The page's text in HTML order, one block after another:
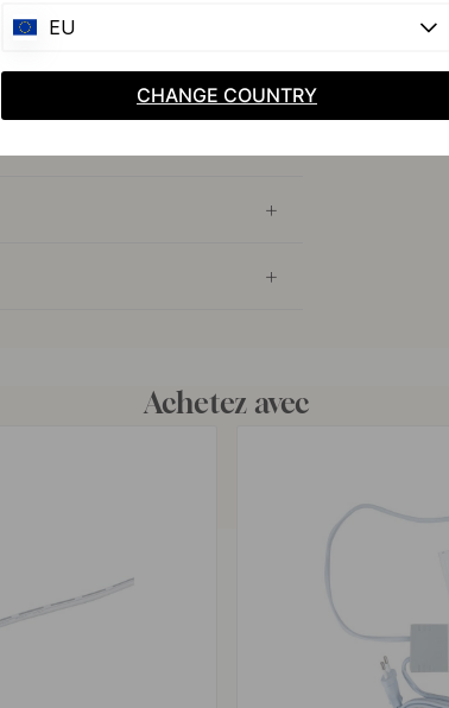
Achetez avec
EU
CHANGE COUNTRY